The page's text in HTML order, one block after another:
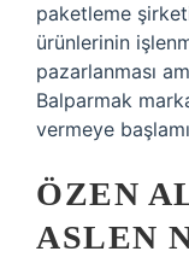
paketleme
ürünlerinin
pazarlanması
Balparmak
vermeye
ÖZEN
ASLEN